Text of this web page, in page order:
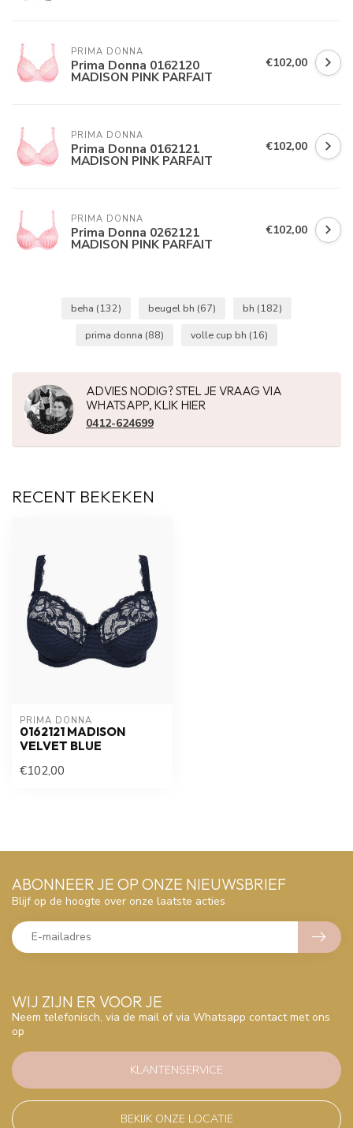
PRIMA DONNA
Prima Donna 0162120
MADISON PINK PARFAIT
€102,00
PRIMA DONNA
Prima Donna 0162121
MADISON PINK PARFAIT
€102,00
PRIMA DONNA
Prima Donna 0262121
MADISON PINK PARFAIT
€102,00
beha (132) beugel bh (67) bh (182)
prima donna (88) volle cup bh (16)
ADVIES NODIG? STEL JE VRAAG VIA
WHATSAPP, KLIK HIER
0412-624699
RECENT BEKEKEN
PRIMA DONNA
0162121 MADISON
VELVET BLUE
€102,00
WIJ ZIJN ER VOOR JE
Neem telefonisch, via de mail of via Whatsapp contact met ons
op
KLANTENSERVICE
BEKIJK ONZE LOCATIE
ABONNEER JE OP ONZE NIEUWSBRIEF
Blijf op de hoogte over onze laatste acties